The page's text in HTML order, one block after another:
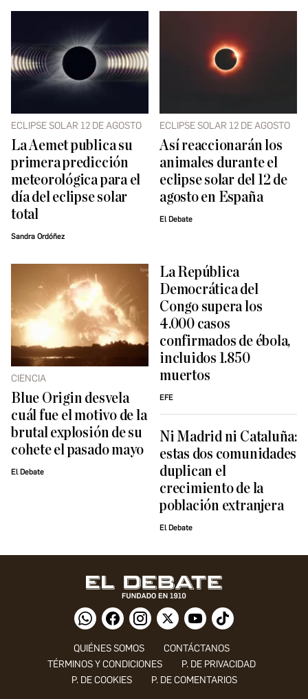
ECLIPSE SOLAR 12 DE AGOSTO
La Aemet publica su
primera predicción
meteorológica para el
día del eclipse solar
total
Sandra Ordóñez
ECLIPSE SOLAR 12 DE AGOSTO
Así reaccionarán los
animales durante el
eclipse solar del 12 de
agosto en España
El Debate
CIENCIA
Blue Origin desvela
cuál fue el motivo de la
brutal explosión de su
cohete el pasado mayo
El Debate
La República
Democrática del
Congo supera los
4.000 casos
confirmados de ébola,
incluidos 1.850
muertos
EFE
Ni Madrid ni Cataluña:
estas dos comunidades
duplican el
crecimiento de la
población extranjera
El Debate
QUIÉNES SOMOS
CONTÁCTANOS
TÉRMINOS Y CONDICIONES
P. DE PRIVACIDAD
P. DE COOKIES
P. DE COMENTARIOS